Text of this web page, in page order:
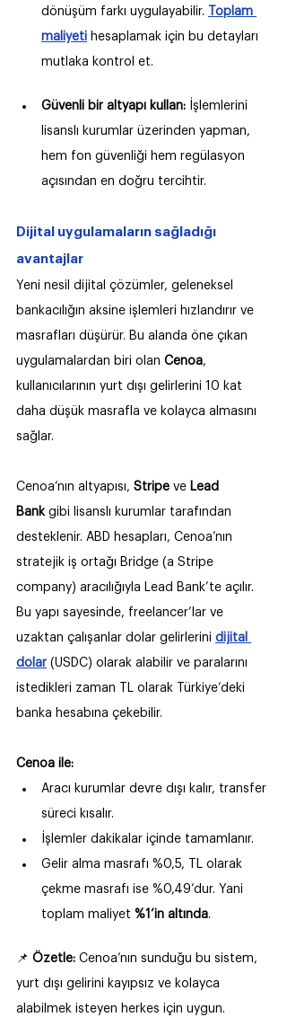
dönüşüm farkı uygulayabilir.
Toplam
maliyeti hesaplamak için bu detayları
mutlaka kontrol et.
Güvenli bir altyapı kullan: İşlemlerini
lisanslı kurumlar üzerinden yapman,
hem fon güvenliği hem regülasyon
açısından en doğru tercihtir.
Dijital uygulamaların sağladığı
avantajlar
Yeni nesil dijital çözümler, geleneksel
bankacılığın aksine işlemleri hızlandırır ve
masrafları düşürür. Bu alanda öne çıkan
uygulamalardan biri olan Cenoa,
kullanıcılarının yurt dışı gelirlerini 10 kat
daha düşük masrafla ve kolayca almasını
sağlar.
Cenoa’nın altyapısı, Stripe ve Lead
Bank gibi lisanslı kurumlar tarafından
desteklenir. ABD hesapları, Cenoa’nın
stratejik iş ortağı Bridge (a Stripe
company) aracılığıyla Lead Bank’te açılır.
Bu yapı sayesinde, freelancer’lar ve
uzaktan çalışanlar dolar gelirlerini dijital
dolar (USDC) olarak alabilir ve paralarını
istedikleri zaman TL olarak Türkiye’deki
banka hesabına çekebilir.
Cenoa ile:
Aracı kurumlar devre dışı kalır, transfer
süreci kısalır.
İşlemler dakikalar içinde tamamlanır.
Gelir alma masrafı %0,5, TL olarak
çekme masrafı ise %0,49’dur. Yani
toplam maliyet %1’in altında.
📌 Özetle: Cenoa’nın sunduğu bu sistem,
yurt dışı gelirini kayıpsız ve kolayca
alabilmek isteyen herkes için uygun.